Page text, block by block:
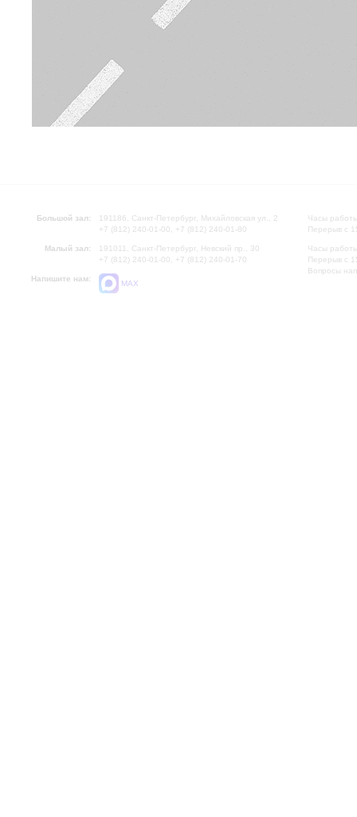
Большой зал:
191186, Санкт-Петербург, Михайловская ул., 2
+7 (812) 240-01-00, +7 (812) 240-01-80
Малый зал:
191011, Санкт-Петербург, Невский пр., 30
+7 (812) 240-01-00, +7 (812) 240-01-70
Напишите нам:
MAX
Часы
Перерыв с
Часы
Перерыв с
Вопросы